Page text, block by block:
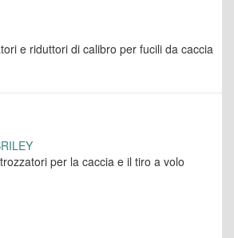
e riduttori di calibro per fucili da caccia
per la caccia e il tiro a volo